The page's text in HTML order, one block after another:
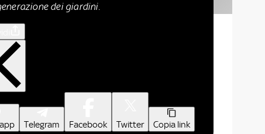
dei giardini.
Telegram Facebook Twitter Copia link